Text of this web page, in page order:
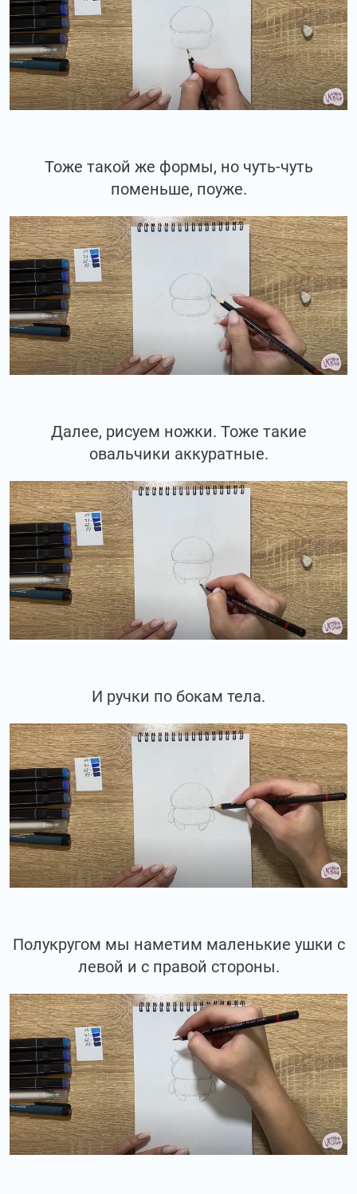
Тоже такой же формы, но чуть-чуть
поменьше, поуже.
Далее, рисуем ножки. Тоже такие
овальчики аккуратные.
И ручки по бокам тела.
Полукругом мы наметим маленькие ушки с
левой и с правой стороны.